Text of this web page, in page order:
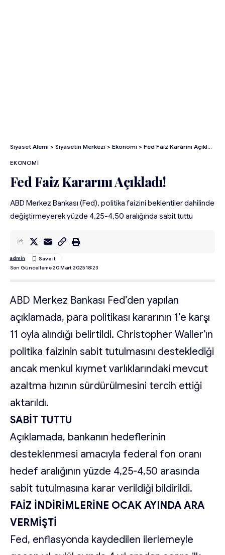
Siyaset Alemi > Siyasetin Merkezi > Ekonomi > Fed Faiz Kararını Açıkladı!
EKONOMI
Fed Faiz Kararını Açıkladı!
ABD Merkez Bankası (Fed), politika faizini beklentiler dahilinde
değiştirmeyerek yüzde 4,25-4,50 aralığında sabit tuttu
Son Güncelleme 20 Mart 2025 18:23
admin
ABD Merkez Bankası Fed’den yapılan
açıklamada, para politikası kararının 1’e karşı
11 oyla alındığı belirtildi. Christopher Waller’ın
politika faizinin sabit tutulmasını desteklediği
ancak menkul kıymet varlıklarındaki mevcut
azaltma hızının sürdürülmesini tercih ettiği
aktarıldı.
SABİT TUTTU
Açıklamada, bankanın hedeflerinin
desteklenmesi amacıyla federal fon oranı
hedef aralığının yüzde 4,25-4,50 arasında
sabit tutulmasına karar verildiği bildirildi.
FAİZ İNDİRİMLERİNE OCAK AYINDA ARA
VERMİŞTİ
Fed, enflasyonda kaydedilen ilerlemeyle